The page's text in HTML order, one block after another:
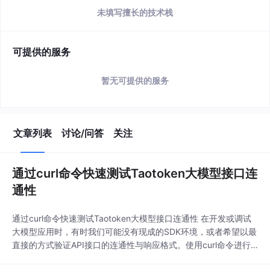
未填写擅长的技术栈
可提供的服务
暂无可提供的服务
文章列表 讨论/问答 关注
通过curl命令快速测试Taotoken大模型接口连
通性
通过curl命令快速测试Taotoken大模型接口连通性 在开发或调试
大模型应用时，有时我们可能没有现成的SDK环境，或者希望以最
直接的方式验证API接口的连通性与响应格式。使用curl命令进行H